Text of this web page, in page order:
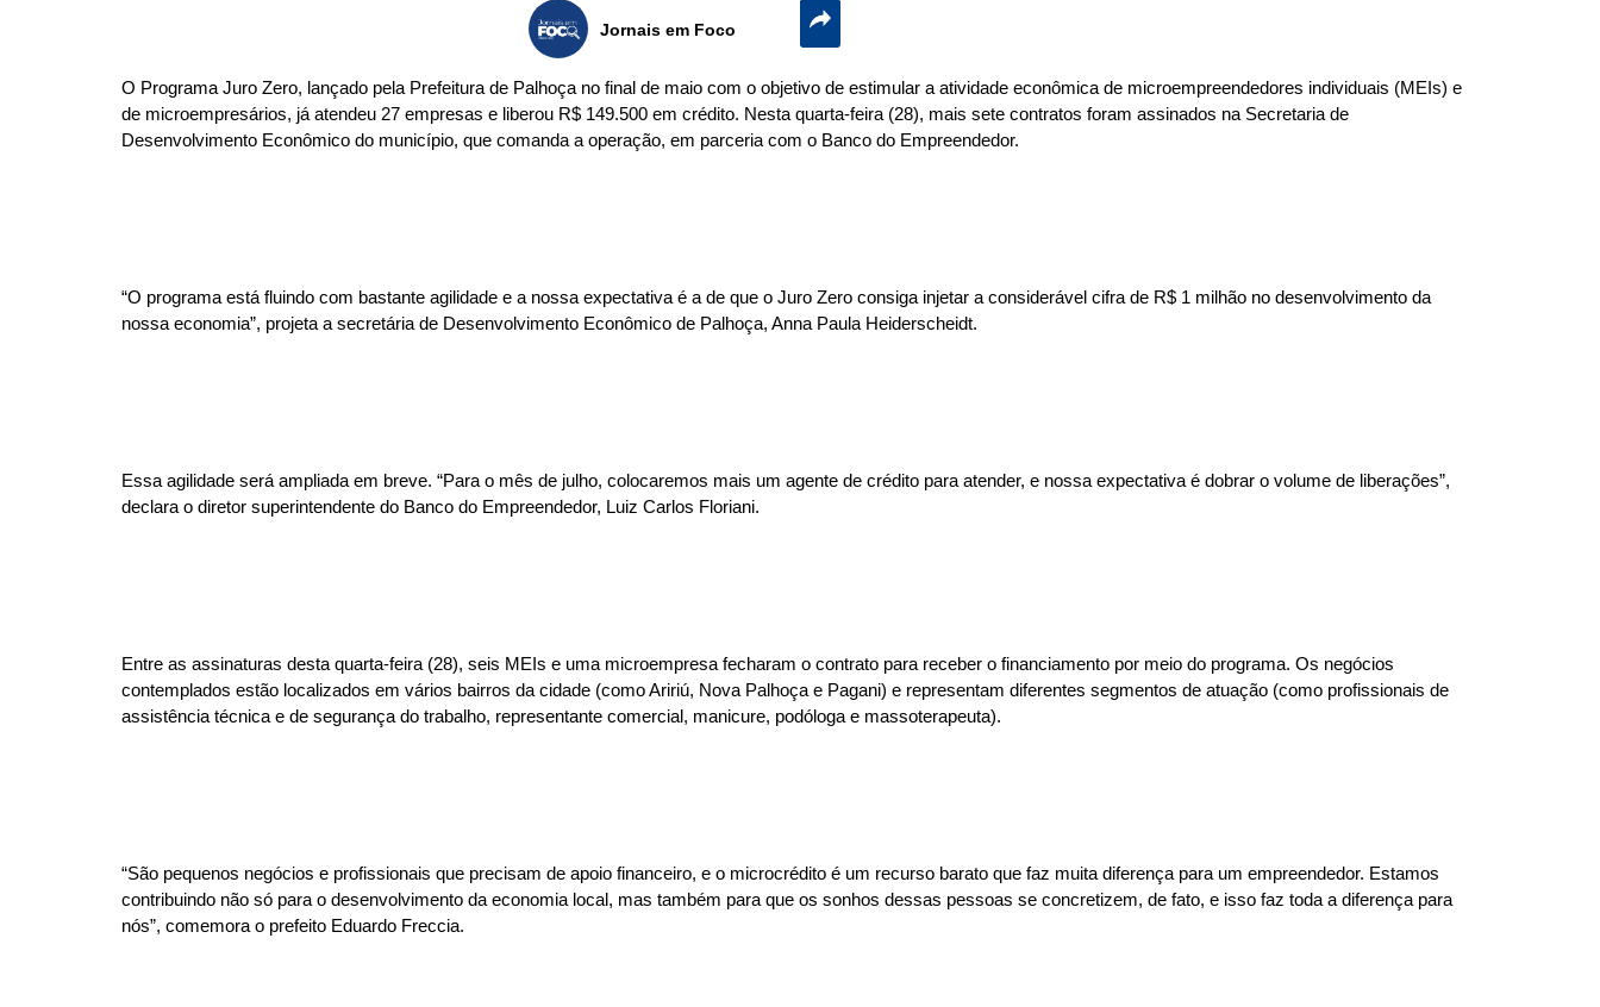
Jornais em Foco
O Programa Juro Zero, lançado pela Prefeitura de Palhoça no final de maio com o objetivo de estimular a atividade econômica de microempreendedores individuais (MEIs) e
de microempresários, já atendeu 27 empresas e liberou R$ 149.500 em crédito. Nesta quarta-feira (28), mais sete contratos foram assinados na Secretaria de
Desenvolvimento Econômico do município, que comanda a operação, em parceria com o Banco do Empreendedor.
“O programa está fluindo com bastante agilidade e a nossa expectativa é a de que o Juro Zero consiga injetar a considerável cifra de R$ 1 milhão no desenvolvimento da
nossa economia”, projeta a secretária de Desenvolvimento Econômico de Palhoça, Anna Paula Heiderscheidt.
Essa agilidade será ampliada em breve. “Para o mês de julho, colocaremos mais um agente de crédito para atender, e nossa expectativa é dobrar o volume de liberações”,
declara o diretor superintendente do Banco do Empreendedor, Luiz Carlos Floriani.
Entre as assinaturas desta quarta-feira (28), seis MEIs e uma microempresa fecharam o contrato para receber o financiamento por meio do programa. Os negócios
contemplados estão localizados em vários bairros da cidade (como Aririú, Nova Palhoça e Pagani) e representam diferentes segmentos de atuação (como profissionais de
assistência técnica e de segurança do trabalho, representante comercial, manicure, podóloga e massoterapeuta).
“São pequenos negócios e profissionais que precisam de apoio financeiro, e o microcrédito é um recurso barato que faz muita diferença para um empreendedor. Estamos
contribuindo não só para o desenvolvimento da economia local, mas também para que os sonhos dessas pessoas se concretizem, de fato, e isso faz toda a diferença para
nós”, comemora o prefeito Eduardo Freccia.